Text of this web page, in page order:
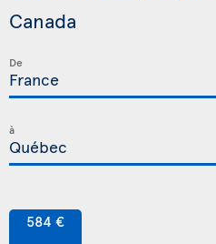
Canada
De
à
584 €